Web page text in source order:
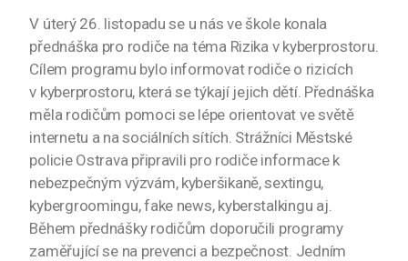
V úterý 26. listopadu se u nás ve škole konala
přednáška pro rodiče na téma Rizika v kyberprostoru.
Cílem programu bylo informovat rodiče o rizicích
v kyberprostoru, která se týkají jejich dětí. Přednáška
měla rodičům pomoci se lépe orientovat ve světě
internetu a na sociálních sítích. Strážníci Městské
policie Ostrava připravili pro rodiče informace k
nebezpečným výzvám, kyberšikaně, sextingu,
kybergroomingu, fake news, kyberstalkingu aj.
Během přednášky rodičům doporučili programy
zaměřující se na prevenci a bezpečnost. Jedním